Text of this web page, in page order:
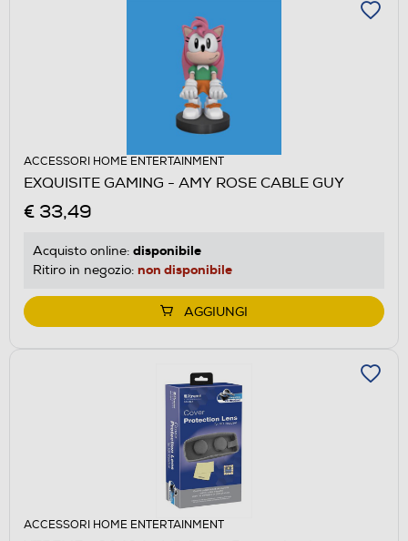
ACCESSORI HOME ENTERTAINMENT
EXQUISITE GAMING - AMY ROSE CABLE GUY
€ 33,49
Acquisto online: disponibile
Ritiro in negozio: non disponibile
AGGIUNGI
ACCESSORI HOME ENTERTAINMENT